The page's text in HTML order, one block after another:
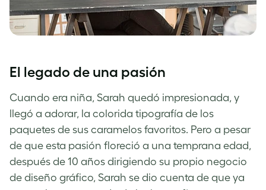
El legado de una pasión
Cuando era niña, Sarah quedó impresionada, y
llegó a adorar, la colorida tipografía de los
paquetes de sus caramelos favoritos. Pero a pesar
de que esta pasión floreció a una temprana edad,
después de 10 años dirigiendo su propio negocio
de diseño gráfico, Sarah se dio cuenta de que ya